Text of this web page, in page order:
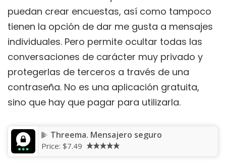
puedan crear encuestas, así como tampoco
tienen la opción de dar me gusta a mensajes
individuales. Pero permite ocultar todas las
conversaciones de carácter muy privado y
protegerlas de terceros a través de una
contraseña. No es una aplicación gratuita,
sino que hay que pagar para utilizarla.
Threema. Mensajero seguro
Price: $7.49